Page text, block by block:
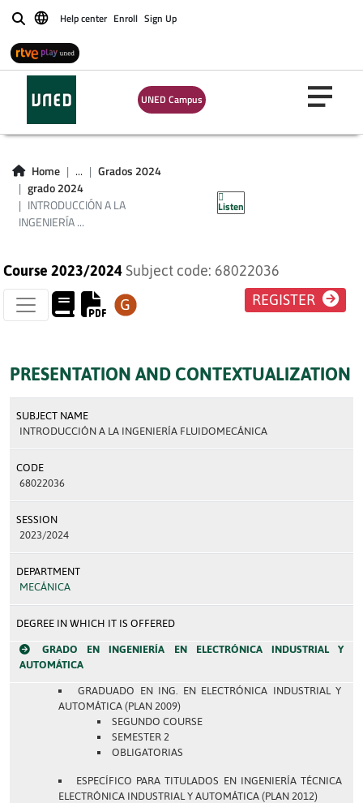
BuscarHelp center Enroll Sign Up
UNED Campus
Home ...
Grados 2024
grado 2024
INTRODUCCIÓN A LA
INGENIERÍA ...
Listen
INTRODUCCIÓN A
LA INGENIERÍA
FLUIDOMECÁNICA
Course 2023/2024 Subject code: 68022036
REGISTER
PRESENTATION AND CONTEXTUALIZATION
SUBJECT NAME
INTRODUCCIÓN A LA INGENIERÍA FLUIDOMECÁNICA
CODE
68022036
SESSION
2023/2024
DEPARTMENT
MECÁNICA
DEGREE IN WHICH IT IS OFFERED
GRADO EN INGENIERÍA EN ELECTRÓNICA INDUSTRIAL Y
AUTOMÁTICA
GRADUADO EN ING. EN ELECTRÓNICA INDUSTRIAL Y
AUTOMÁTICA (PLAN 2009)
SEGUNDO COURSE
SEMESTER 2
OBLIGATORIAS
ESPECÍFICO PARA TITULADOS EN INGENIERÍA TÉCNICA
ELECTRÓNICA INDUSTRIAL Y AUTOMÁTICA (PLAN 2012)